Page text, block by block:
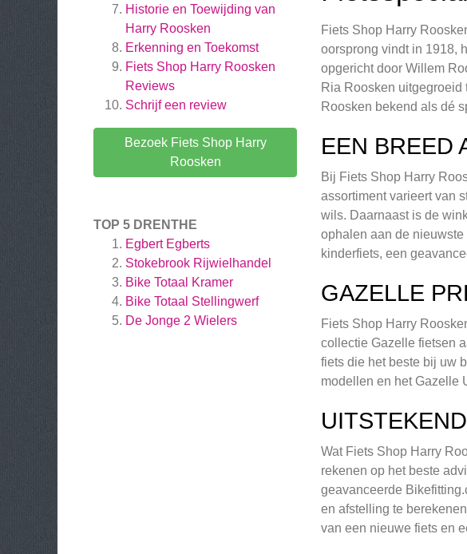
Historie en Toewijding van
Harry Roosken
Erkenning en Toekomst
Fiets Shop Harry Roosken
Reviews
Schrijf een review
Bezoek Fiets Shop Harry
Roosken
TOP 5 DRENTHE
Egbert Egberts
Stokebrook Rijwielhandel
Bike Totaal Kramer
Bike Totaal Stellingwerf
De Jonge 2 Wielers
Fiets Shop Harry
oorsprong vindt in 1918,
opgericht door Willem
Ria Roosken
Roosken bekend als dé
EEN BREED
Bij Fiets Shop Harry
assortiment varieert van
wils. Daarnaast is de
ophalen aan de
kinderfiets, een
GAZELLE
Fiets Shop Harry
collectie Gazelle fietsen
fiets die het beste bij uw
modellen en het Gazelle
Wat Fiets Shop Harry
rekenen op het beste
geavanceerde
en afstelling te
van een nieuwe fiets en